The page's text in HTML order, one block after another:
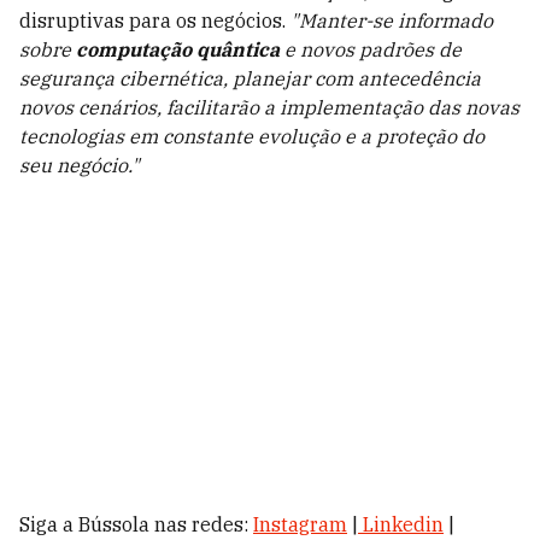
disruptivas para os negócios. "Manter-se informado
sobre computação quânticae novos padrões de
segurança cibernética, planejar com antecedência
novos cenários, facilitarão a implementação das novas
tecnologias em constante evolução e a proteção do
seu negócio."
Siga a Bússola nas redes: Instagram Linkedin